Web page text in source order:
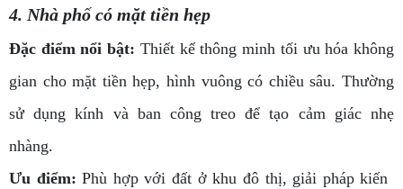
4. Nhà phố có mặt tiền hẹp
Đặc điểm nổi bật: Thiết kế thông minh tối ưu hóa không
gian cho mặt tiền hẹp, hình vuông có chiều sâu. Thường
sử dụng kính và ban công treo để tạo cảm giác nhẹ
nhàng.
Ưu điểm: Phù hợp với đất ở khu đô thị, giải pháp kiến ​​